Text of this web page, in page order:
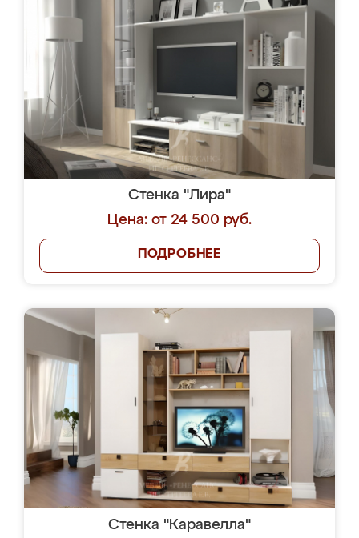
Стенка "Лира"
Цена: от 24 500 руб.
ПОДРОБНЕЕ
Стенка "Каравелла"